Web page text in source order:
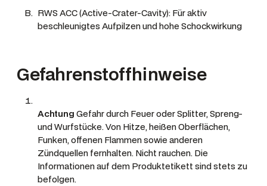
RWS ACC (Active-Crater-Cavity): Für aktiv
beschleunigtes Aufpilzen und hohe Schockwirkung
Gefahrenstoffhinweise
Achtung Gefahr durch Feuer oder Splitter, Spreng-
und Wurfstücke.Von Hitze, heißen Oberflächen,
Funken, offenen Flammen sowie anderen
Zündquellen fernhalten. Nicht rauchen. Die
Informationen auf dem Produktetikett sind stets zu
befolgen.